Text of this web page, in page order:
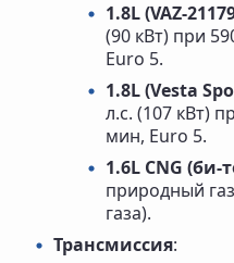
1.8L (VAZ-
(90 кВт) при
Euro 5.
1.8L (Vesta
л.с. (107 кВт)
мин, Euro 5.
1.6L CNG (би-
природный
газа).
Трансмиссия: